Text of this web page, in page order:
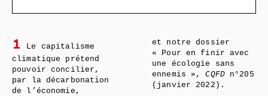
1
Le capitalisme
climatique prétend
pouvoir concilier,
par la décarbonation
de l’économie,
et notre dossier
« Pour en finir avec
une écologie sans
ennemis »,CQFDn°205
(janvier 2022).